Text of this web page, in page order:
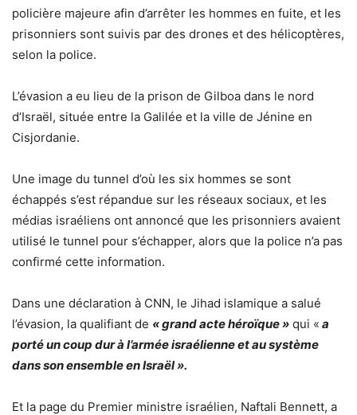
policière majeure afin d’arrêter les hommes en fuite, et les
prisonniers sont suivis par des drones et des hélicoptères,
selon la police.
L’évasion a eu lieu de la prison de Gilboa dans le nord
d’Israël, située entre la Galilée et la ville de Jénine en
Cisjordanie.
Une image du tunnel d’où les six hommes se sont
échappés s’est répandue sur les réseaux sociaux, et les
médias israéliens ont annoncé que les prisonniers avaient
utilisé le tunnel pour s’échapper, alors que la police n’a pas
confirmé cette information.
Dans une déclaration à CNN, le Jihad islamique a salué
l’évasion, la qualifiant de « grand acte héroïque » qui « a
porté un coup dur à l’armée israélienne et au système
dans son ensemble en Israël ».
Et la page du Premier ministre israélien, Naftali Bennett, a